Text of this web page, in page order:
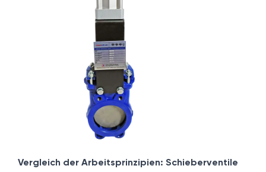
Vergleich der Arbeitsprinzipien: Schieberventile